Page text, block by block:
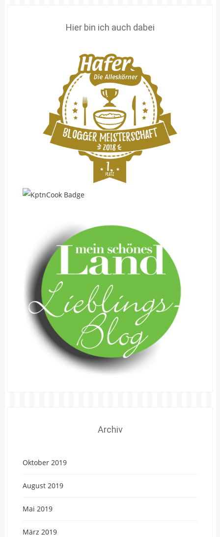
Hier bin ich auch dabei
Archiv
Oktober 2019
August 2019
Mai 2019
März 2019